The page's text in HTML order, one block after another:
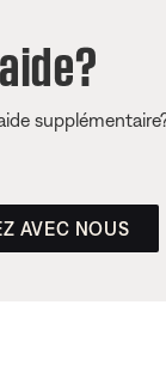
AVEC NOUS